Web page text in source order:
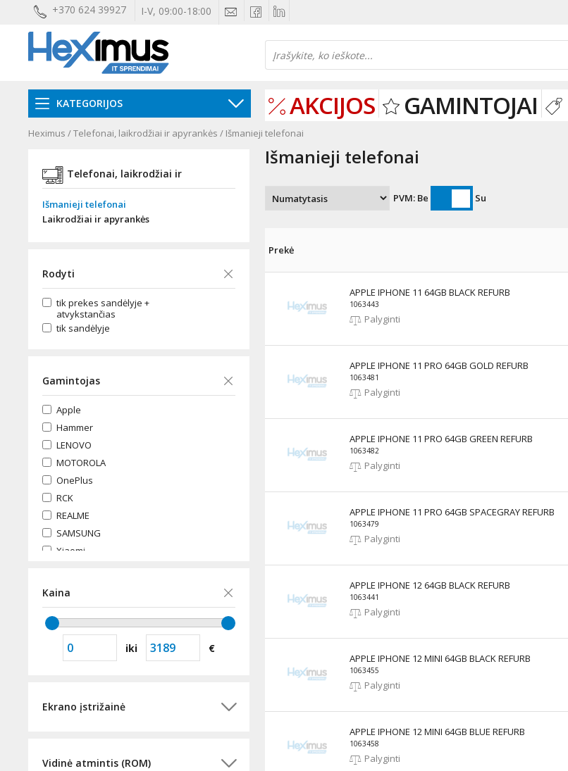
+370 624 39927 I-V, 09:00-18:00
KATEGORIJOS AKCIJOS GAMINTOJAI
Heximus /Telefonai, laikrodžiai ir apyrankės / Išmanieji telefonai
Telefonai, laikrodžiai ir
apyrankės
Išmanieji telefonai
Laikrodžiai ir apyrankės
Rodyti
tik prekes sandėlyje +
atvykstančias
tik sandėlyje
Gamintojas
Apple
Hammer
LENOVO
MOTOROLA
OnePlus
RCK
REALME
SAMSUNG
Xiaomi
Kaina
iki €
Ekrano įstrižainė
Vidinė atmintis (ROM)
Išmanieji telefonai
PVM: Be Su
Prekė
APPLE IPHONE 11 64GB BLACK REFURB
1063443
Palyginti
APPLE IPHONE 11 PRO 64GB GOLD REFURB
1063481
Palyginti
APPLE IPHONE 11 PRO 64GB GREEN REFURB
1063482
Palyginti
APPLE IPHONE 11 PRO 64GB SPACEGRAY REFURB
1063479
Palyginti
APPLE IPHONE 12 64GB BLACK REFURB
1063441
Palyginti
APPLE IPHONE 12 MINI 64GB BLACK REFURB
1063455
Palyginti
APPLE IPHONE 12 MINI 64GB BLUE REFURB
1063458
Palyginti